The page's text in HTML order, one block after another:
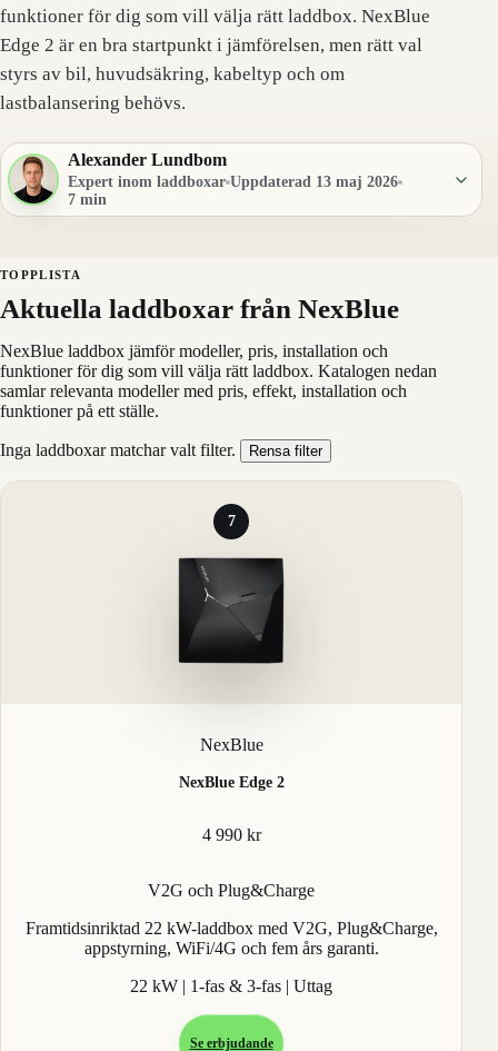
funktioner för dig som vill välja rätt laddbox. NexBlue
Edge 2 är en bra startpunkt i jämförelsen, men rätt val
styrs av bil, huvudsäkring, kabeltyp och om
lastbalansering behövs.
Alexander Lundbom
Expert inom laddboxar Uppdaterad 13 maj 2026
7 min
TOPPLISTA
Aktuella laddboxar från NexBlue
NexBlue laddbox jämför modeller, pris, installation och
funktioner för dig som vill välja rätt laddbox. Katalogen nedan
samlar relevanta modeller med pris, effekt, installation och
funktioner på ett ställe.
Inga laddboxar matchar valt filter. Rensa filter
7
NexBlue
NexBlue Edge 2
4 990 kr
V2G och Plug&Charge
Framtidsinriktad 22 kW-laddbox med V2G, Plug&Charge,
appstyrning, WiFi/4G och fem års garanti.
22 kW | 1-fas & 3-fas | Uttag
Se erbjudande